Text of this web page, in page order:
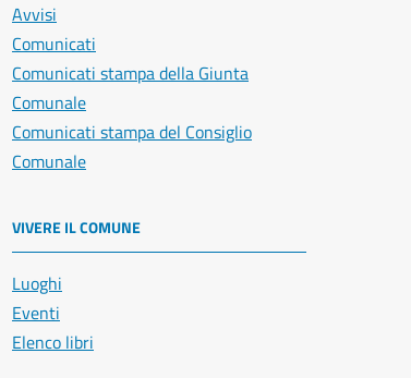
Avvisi
Comunicati
Comunicati stampa della Giunta
Comunale
Comunicati stampa del Consiglio
Comunale
VIVERE IL COMUNE
Luoghi
Eventi
Elenco libri